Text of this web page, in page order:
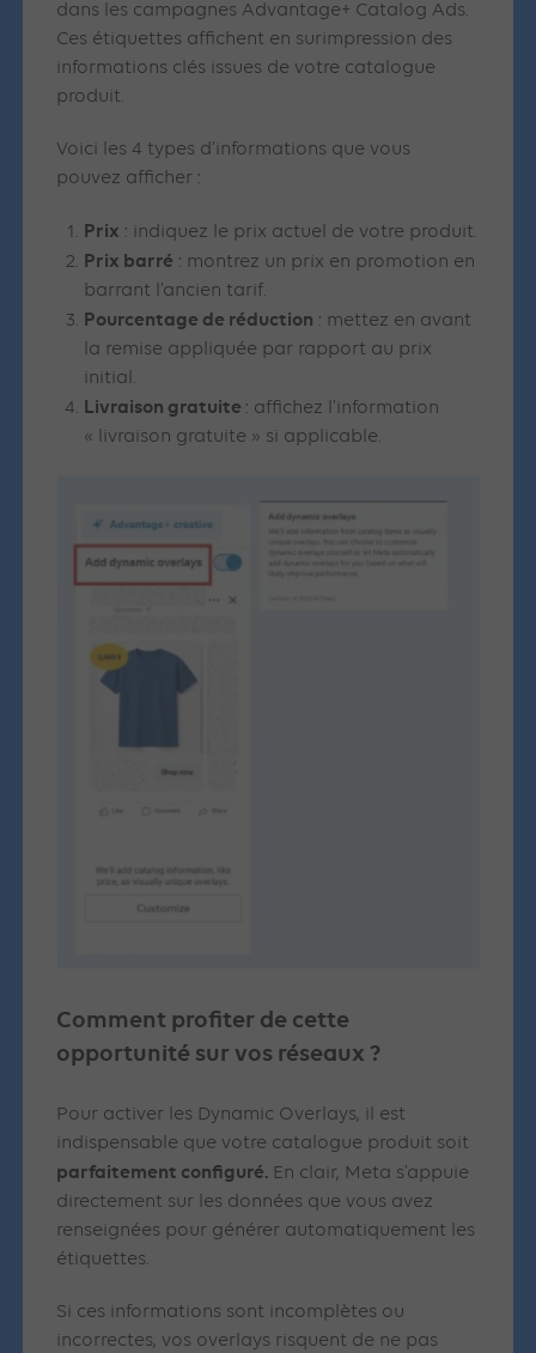
dans les campagnes Advantage+ Catalog Ads.
Ces étiquettes affichent en surimpression des
informations clés issues de votre catalogue
produit.
Voici les 4 types d’informations que vous
pouvez afficher :
Prix : indiquez le prix actuel de votre produit.
Prix barré : montrez un prix en promotion en
barrant l’ancien tarif.
Pourcentage de réduction : mettez en avant
la remise appliquée par rapport au prix
initial.
Livraison gratuite : affichez l’information
« livraison gratuite » si applicable.
Comment profiter de cette
opportunité sur vos réseaux ?
Pour activer les Dynamic Overlays, il est
indispensable que votre catalogue produit soit
parfaitement configuré. En clair, Meta s’appuie
directement sur les données que vous avez
renseignées pour générer automatiquement les
étiquettes.
Si ces informations sont incomplètes ou
incorrectes, vos overlays risquent de ne pas